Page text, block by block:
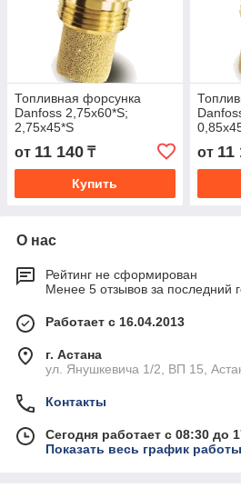
Топливная форсунка
Danfoss 2,75х60*S;
2,75х45*S
от 11 140 ₸
Купить
от 11
О нас
Рейтинг не сформирован
Менее 5 отзывов за последний
Работает с 16.04.2013
г. Астана
ул. Янушкевича 1/2, ВП 15,
Контакты
Сегодня работает с 08:30 до
Показать весь график работы